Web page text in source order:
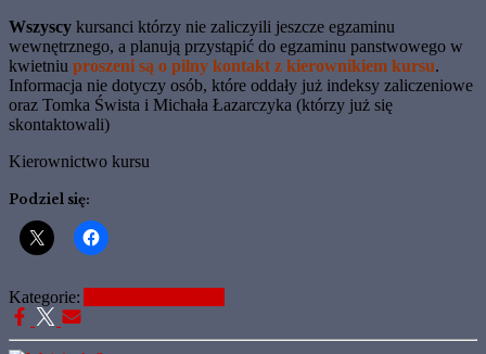
Wszyscy kursanci którzy nie zaliczyili jeszcze egzaminu
wewnętrznego, a planują przystąpić do egzaminu panstwowego w
kwietniu proszeni są o pilny kontakt z kierownikiem kursu.
Informacja nie dotyczy osób, które oddały już indeksy zaliczeniowe
oraz Tomka Śwista i Michała Łazarczyka (którzy już się
skontaktowali)
Kierownictwo kursu
Podziel się:
Kategorie: